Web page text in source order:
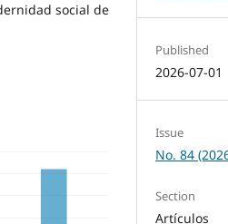
social de
Published
2026-07-01
Issue
No. 84
Section
Artículos